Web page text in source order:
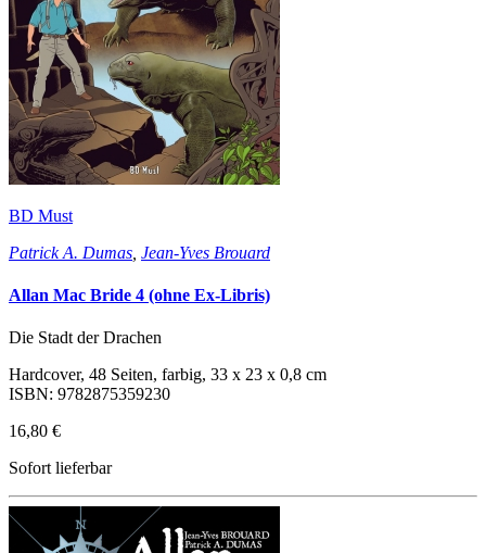
BD Must
Patrick A. Dumas Jean-Yves Brouard
Allan Mac Bride 4 (ohne Ex-Libris)
Die Stadt der Drachen
Hardcover, 48 Seiten, farbig, 33 x 23 x 0,8 cm
ISBN: 9782875359230
16,80 €
Sofort lieferbar